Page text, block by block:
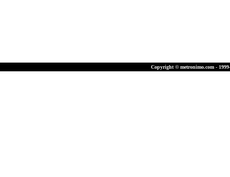
Copyright © metronimo.com -